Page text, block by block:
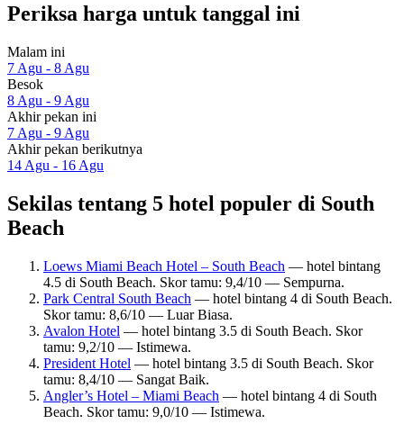
Periksa harga untuk tanggal ini
Malam ini
7 Agu - 8 Agu
Besok
8 Agu - 9 Agu
Akhir pekan ini
7 Agu - 9 Agu
Akhir pekan berikutnya
14 Agu - 16 Agu
Sekilas tentang 5 hotel populer di South
Beach
Loews Miami Beach Hotel – South Beach — hotel bintang
4.5 di South Beach. Skor tamu: 9,4/10 — Sempurna.
Park Central South Beach — hotel bintang 4 di South Beach.
Skor tamu: 8,6/10 — Luar Biasa.
Avalon Hotel — hotel bintang 3.5 di South Beach. Skor
tamu: 9,2/10 — Istimewa.
President Hotel — hotel bintang 3.5 di South Beach. Skor
tamu: 8,4/10 — Sangat Baik.
Angler’s Hotel – Miami Beach — hotel bintang 4 di South
Beach. Skor tamu: 9,0/10 — Istimewa.